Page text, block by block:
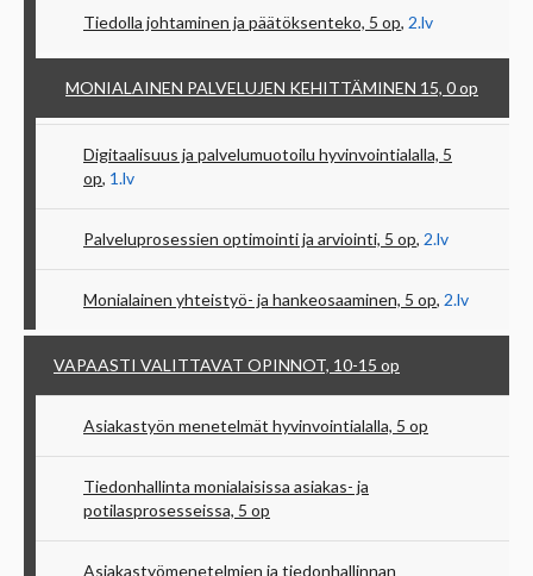
Tiedolla johtaminen ja päätöksenteko, 5 op, 2.lv
MONIALAINEN PALVELUJEN KEHITTÄMINEN 15, 0op
Digitaalisuus ja palvelumuotoilu hyvinvointialalla, 5
op, 1.lv
Palveluprosessien optimointi ja arviointi, 5 op, 2.lv
Monialainen yhteistyö- ja hankeosaaminen, 5 op, 2.lv
VAPAASTI VALITTAVAT OPINNOT, 10-15 op
Asiakastyön menetelmät hyvinvointialalla, 5 op
Tiedonhallinta monialaisissa asiakas- ja
potilasprosesseissa, 5 op
Asiakastyömenetelmien ja tiedonhallinnan